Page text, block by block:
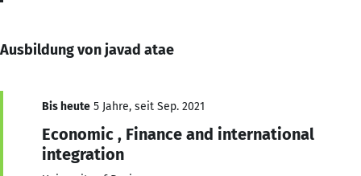
Ausbildung von javad atae
Bis heute 5 Jahre, seit Sep. 2021
Economic , Finance and international
integration